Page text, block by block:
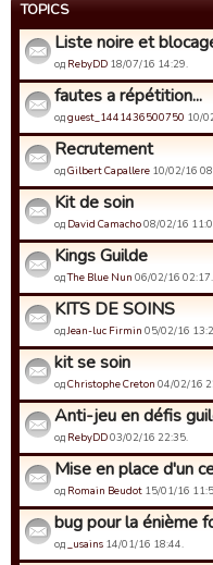
TOPICS
Liste noire et
од RebyDD 18/07/16 14:29.
fautes a répétition...
одguest_1441436500750 10/
Recrutement
одGilbert Capallere 10/02/16
Kit de soin
од David Camacho08/02/16
Kings Guilde
одThe Blue Nun 06/02/16 02:17.
KITS DE SOINS
одJean-luc Firmin 05/02/16
kit se soin
одChristophe Creton 04/02/16
Anti-jeu en défis
од RebyDD03/02/16 22:35.
Mise en place d'un
од Romain Beudot 15/01/16
bug pour la énième
од _usains 14/01/16 18:44.